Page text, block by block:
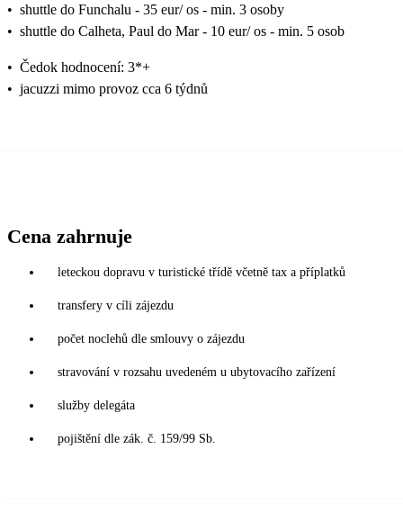
• shuttle do Funchalu - 35 eur/ os - min. 3 osoby
• shuttle do Calheta, Paul do Mar - 10 eur/ os - min. 5 osob
• Čedok hodnocení: 3*+
• jacuzzi mimo provoz cca 6 týdnů
Cena zahrnuje
leteckou dopravu v turistické třídě včetně tax a příplatků
transfery v cíli zájezdu
počet noclehů dle smlouvy o zájezdu
stravování v rozsahu uvedeném u ubytovacího zařízení
služby delegáta
pojištění dle zák. č. 159/99 Sb.